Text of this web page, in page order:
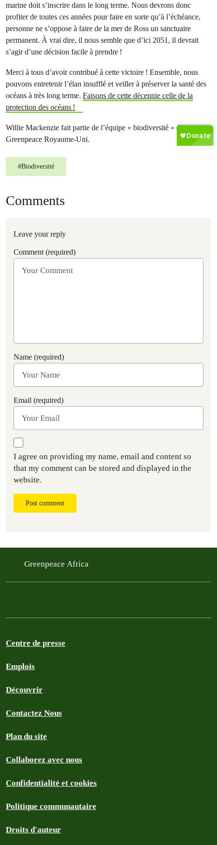
marine doit s’inscrire dans le long terme. Nous devrons donc
profiter de toutes ces années pour faire en sorte qu’à l’échéance,
personne ne s’oppose à faire de la mer de Ross un sanctuaire
permanent. À vrai dire, il nous semble que d’ici 2051, il devrait
s’agir d’une décision facile à prendre !
Merci à tous d’avoir contribué à cette victoire ! Ensemble, nous
pouvons entretenir l’élan insufflé et veiller à préserver la santé des
océans à très long terme. Faisons de cette décennie celle de la
protection des océans !
Willie Mackenzie fait partie de l’équipe « biodiversité » de
Greenpeace Royaume-Uni.
#Biodiversité
Comments
Leave your reply
Comment (required)
Name (required)
Email (required)
I agree on providing my name, email and content so
that my comment can be stored and displayed in the
website.
Post comment
Greenpeace Africa
Centre de presse
Emplois
Découvrir
Contactez Nous
Plan du site
Collaborez avec nous
Confidentialité et cookies
Politique communautaire
Droits d'auteur